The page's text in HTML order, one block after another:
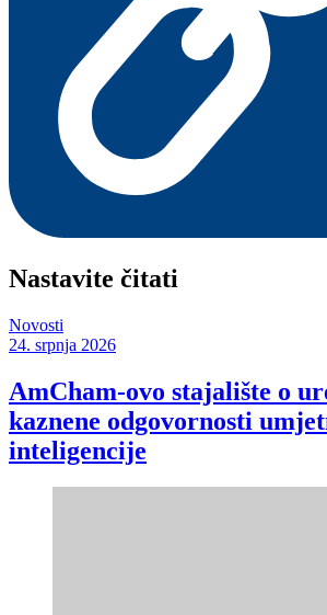
Nastavite čitati
Novosti
24. srpnja 2026
AmCham-ovo stajalište o
kaznene odgovornosti
inteligencije